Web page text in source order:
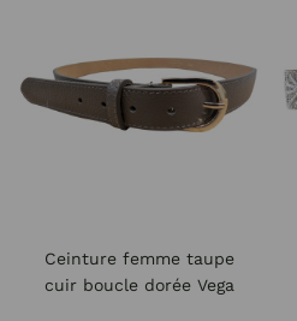
Ceinture femme taupe
cuir boucle dorée Vega